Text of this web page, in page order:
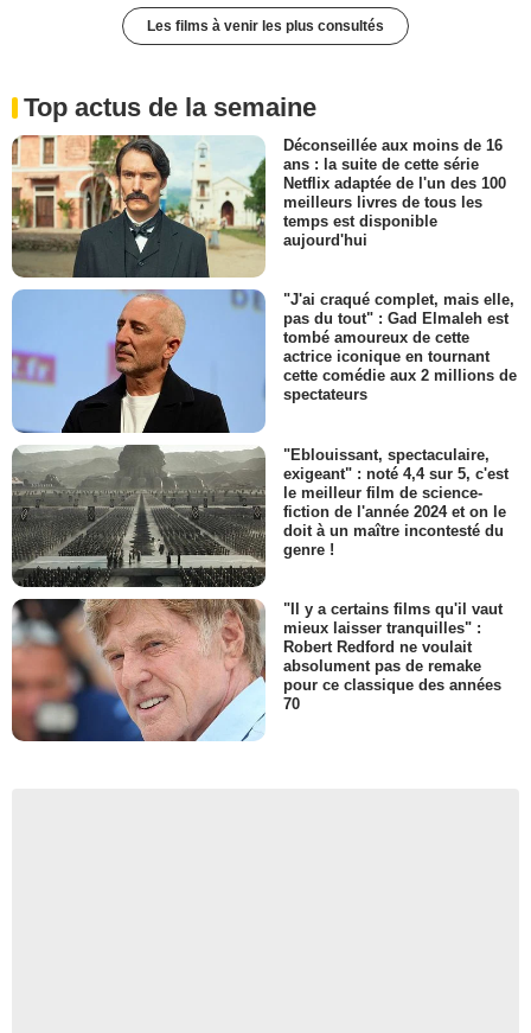
Les films à venir les plus consultés
Top actus de la semaine
Déconseillée aux moins de 16
ans : la suite de cette série
Netflix adaptée de l'un des 100
meilleurs livres de tous les
temps est disponible
aujourd'hui
"J'ai craqué complet, mais elle,
pas du tout" : Gad Elmaleh est
tombé amoureux de cette
actrice iconique en tournant
cette comédie aux 2 millions de
spectateurs
"Eblouissant, spectaculaire,
exigeant" : noté 4,4 sur 5, c'est
le meilleur film de science-
fiction de l'année 2024 et on le
doit à un maître incontesté du
genre !
"Il y a certains films qu'il vaut
mieux laisser tranquilles" :
Robert Redford ne voulait
absolument pas de remake
pour ce classique des années
70